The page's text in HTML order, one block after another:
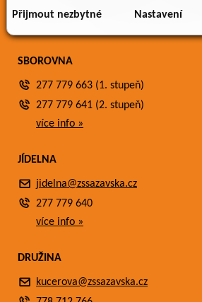
důsledku toho, že používáte jejich služby.
Přijmout nezbytné Nastavení
SBOROVNA
277 779 663 (1. stupeň)
277 779 641 (2. stupeň)
více info »
JÍDELNA
jidelna@zssazavska.cz
277 779 640
více info »
DRUŽINA
kucerova@zssazavska.cz